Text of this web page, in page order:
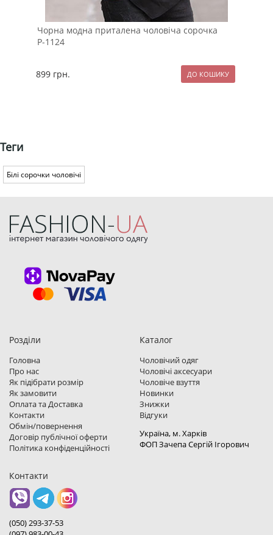
Чорна модна приталена чоловіча сорочка
Р-1124
899 грн.
Теги
Білі сорочки чоловічі
Розділи
Головна
Про нас
Як підібрати розмір
Як замовити
Оплата та Доставка
Контакти
Обмін/повернення
Договір публічної оферти
Політика конфіденційності
Каталог
Чоловічий одяг
Чоловічі аксесуари
Чоловіче взуття
Новинки
Знижки
Відгуки
Україна, м. Харкiв
ФОП Зачепа Сергій Ігорович
Контакти
(050) 293-37-53